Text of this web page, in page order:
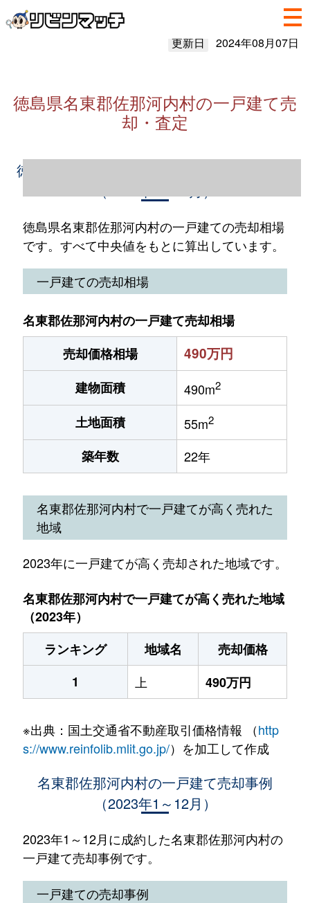
更新日 2024年08月07日
徳島県名東郡佐那河内村の一戸建て売
却・査定
徳島県名東郡佐那河内村の一戸建て売却情報
徳島県名東郡佐那河内村の一戸建ての売却相場
です。すべて中央値をもとに算出しています。
一戸建ての売却相場
名東郡佐那河内村の一戸建て売却相場
売却価格相場
490万円
建物面積 490m2
土地面積 55m2
築年数 22年
名東郡佐那河内村で一戸建てが高く売れた
地域
2023年に一戸建てが高く売却された地域です。
名東郡佐那河内村で一戸建てが高く売れた地域
（2023年）
ランキング
地域名
売却価格
1
上 490万円
※出典：国土交通省不動産取引価格情報 （http
s://www.reinfolib.mlit.go.jp/）を加工して作成
名東郡佐那河内村の一戸建て売却事例
（2023年1～12月）
2023年1～12月に成約した名東郡佐那河内村の
一戸建て売却事例です。
一戸建ての売却事例